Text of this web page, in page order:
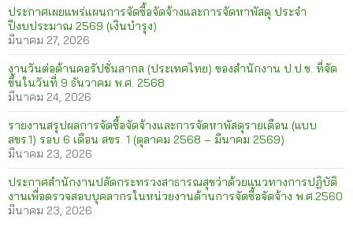
ประกาศเผยแพร่แผนการจัดซื้อจัดจ้างและการจัดหาพัสดุ ประจำ
ปีงบประมาณ 2569 (เงินบำรุง)
มีนาคม 27, 2026
งานวันต่อต้านคอรัปชั่นสากล (ประเทศไทย) ของสำนักงาน ป.ป.ช. ที่จัด
ขึ้นในวันที่ 9 ธันวาคม พ.ศ. 2568
มีนาคม 24, 2026
รายงานสรุปผลการจัดซื้อจัดจ้างและการจัดหาพัสดุรายเดือน (แบบ
สขร.1) รอบ 6 เดือน สขร. 1 (ตุลาคม 2568 – มีนาคม 2569)
มีนาคม 23, 2026
ประกาศสำนักงานปลัดกระทรวงสาธารณสุขว่าด้วยแนวทางการปฏิบัติ
งานเพื่อตรวจสอบบุคลากรในหน่วยงานด้านการจัดซื้อจัดจ้าง พ.ศ.2560
มีนาคม 23, 2026